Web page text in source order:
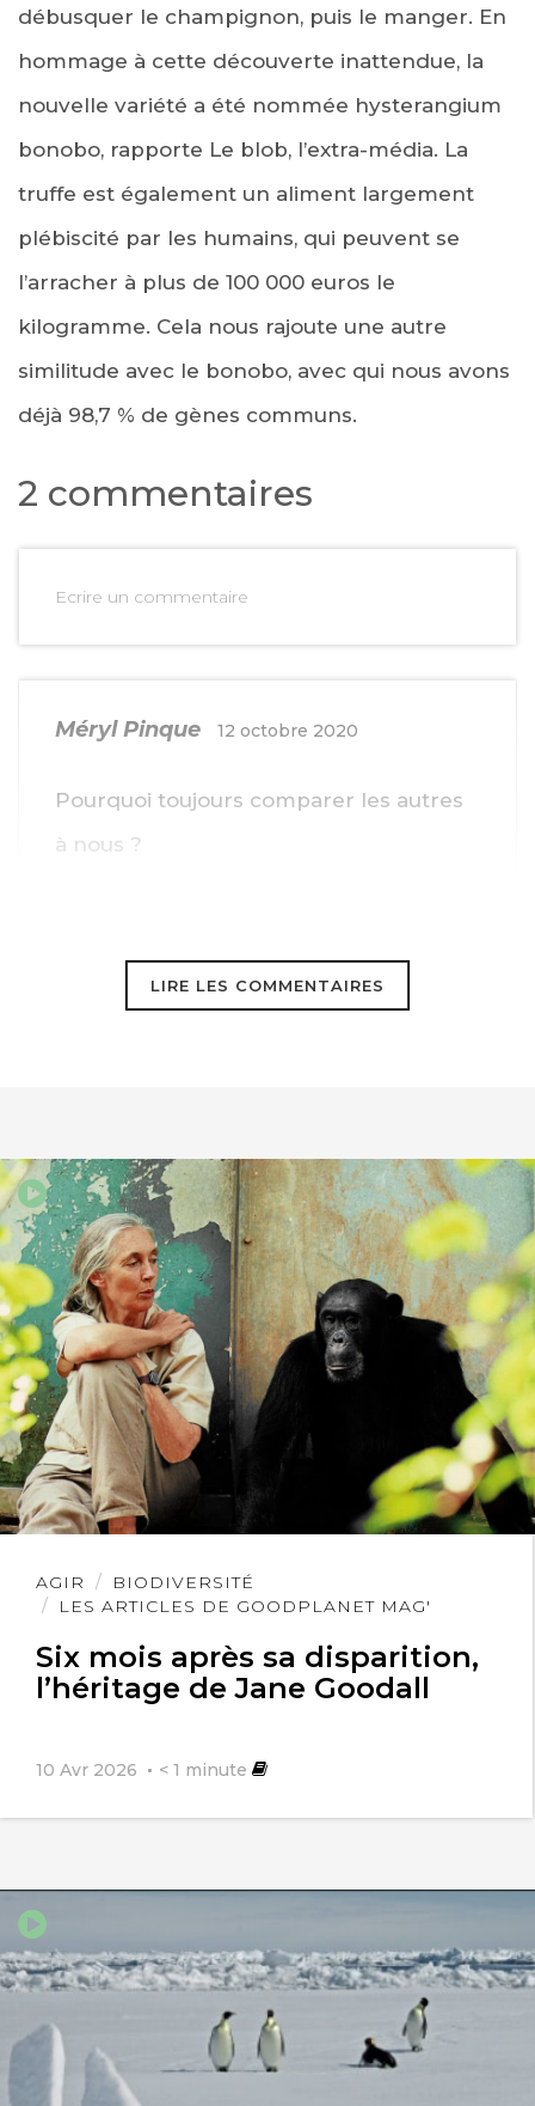
débusquer le champignon, puis le manger. En
hommage à cette découverte inattendue, la
nouvelle variété a été nommée hysterangium
bonobo, rapporte Le blob, l’extra-média. La
truffe est également un aliment largement
plébiscité par les humains, qui peuvent se
l’arracher à plus de 100 000 euros le
kilogramme. Cela nous rajoute une autre
similitude avec le bonobo, avec qui nous avons
déjà 98,7 % de gènes communs.
2 commentaires
Ecrire un commentaire
Méryl Pinque 12 octobre 2020
Pourquoi toujours comparer les autres
à nous ?
nonhumains ont des droits
A lire, du philosophe américain Gary
Francione :
http://bibliodroitsanimaux.free.fr/
KIATONDA ZINGA ANTHY
17 octobre 2020
qui va encore subir des guerres juste
pour que quelques gourmands du
monde mangent bien…
finir avant votre arriver.
LIRE LES COMMENTAIRES
AGIR
BIODIVERSITÉ
LES ARTICLES DE GOODPLANET MAG'
Six mois après sa disparition,
l’héritage de Jane Goodall
10 Avr 2026 < 1 minute
Lire
l'article